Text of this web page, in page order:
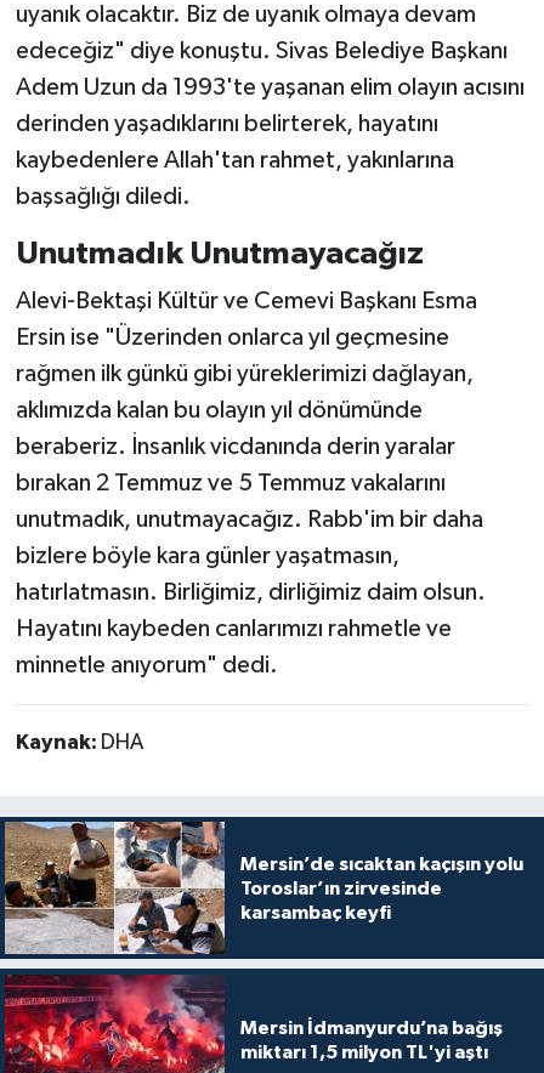
uyanık olacaktır. Biz de uyanık olmaya devam
edeceğiz" diye konuştu. Sivas Belediye Başkanı
Adem Uzun da 1993'te yaşanan elim olayın acısını
derinden yaşadıklarını belirterek, hayatını
kaybedenlere Allah'tan rahmet, yakınlarına
başsağlığı diledi.
Unutmadık Unutmayacağız
Alevi-Bektaşi Kültür ve Cemevi Başkanı Esma
Ersin ise "Üzerinden onlarca yıl geçmesine
rağmen ilk günkü gibi yüreklerimizi dağlayan,
aklımızda kalan bu olayın yıl dönümünde
beraberiz. İnsanlık vicdanında derin yaralar
bırakan 2 Temmuz ve 5 Temmuz vakalarını
unutmadık, unutmayacağız. Rabb'im bir daha
bizlere böyle kara günler yaşatmasın,
hatırlatmasın. Birliğimiz, dirliğimiz daim olsun.
Hayatını kaybeden canlarımızı rahmetle ve
minnetle anıyorum" dedi.
Kaynak: DHA
Mersin’de sıcaktan kaçışın yolu
Toroslar’ın zirvesinde
karsambaç keyfi
Mersin İdmanyurdu’na bağış
miktarı 1,5 milyon TL'yi aştı